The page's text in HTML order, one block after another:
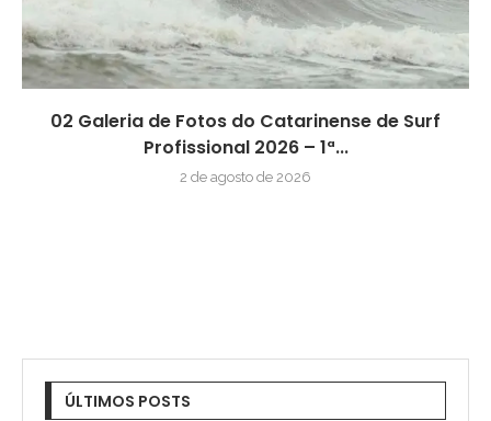
02 Galeria de Fotos do Catarinense de Surf
Profissional 2026 – 1ª...
2 de agosto de 2026
ÚLTIMOS POSTS